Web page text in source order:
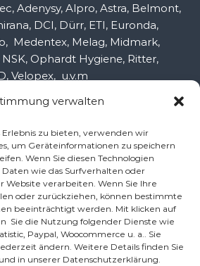
verwalten
zu bieten, verwenden wir
um Geräteinformationen zu speichern
Wenn Sie diesen Technologien
wie das Surfverhalten oder
Website verarbeiten. Wenn Sie Ihre
oder zurückziehen, können bestimmte
beeinträchtigt werden. Mit klicken auf
Sie die Nutzung folgender Dienste wie
Paypal, Woocommerce u. a.. Sie
ändern. Weitere Details finden Sie
in unserer Datenschutzerklärung.
Adenysy, Alpro, Astra, Belmont,
DCI, Dürr, ETI, Euronda,
Medentex, Melag, Midmark,
Ophardt Hygiene, Ritter,
Velopex, u.v.m
und Service